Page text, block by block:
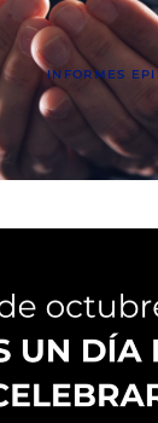
INFORMES